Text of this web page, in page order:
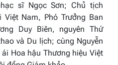
sĩ Ngọc Sơn; Chủ tịch
Việt Nam, Phó Trưởng Ban
Duy Biên, nguyên Thứ
và Du lịch; cùng Nguyễn
Hoa hậu Thương hiệu Việt